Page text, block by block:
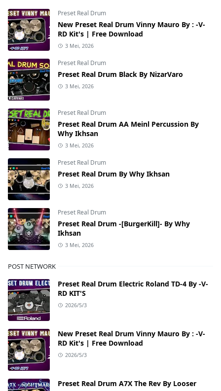
Preset Real Drum
New Preset Real Drum Vinny Mauro By : -V-
RD Kit's | Free Download
3 Mei, 2026
Preset Real Drum
Preset Real Drum Black By NizarVaro
3 Mei, 2026
Preset Real Drum
Preset Real Drum AA Meinl Percussion By
Why Ikhsan
3 Mei, 2026
Preset Real Drum
Preset Real Drum By Why Ikhsan
3 Mei, 2026
Preset Real Drum
Preset Real Drum -[BurgerKill]- By Why
Ikhsan
3 Mei, 2026
POST NETWORK
Preset Real Drum Electric Roland TD-4 By -V-
RD KIT'S
2026/5/3
New Preset Real Drum Vinny Mauro By : -V-
RD Kit's | Free Download
2026/5/3
Preset Real Drum A7X The Rev By Looser